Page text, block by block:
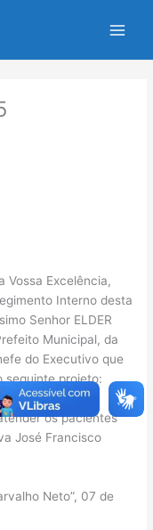
Vossa Excelência,
Interno desta
Senhor ELDER
Municipal, da
do Executivo que
seguinte projeto:
os pacientes
José Francisco
Neto”, 07 de